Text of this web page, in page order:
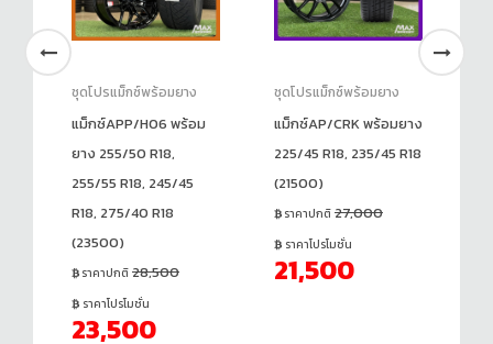
ชุดโปรแม็กซ์พร้อมยาง
แม็กซ์APP/H06 พร้อม
ยาง 255/50 R18,
255/55 R18, 245/45
R18, 275/40 R18
(23500)
ราคาปกติ 28,500
ราคาโปรโมชั่น
23,500
ชุดโปรแม็กซ์พร้อมยาง
แม็กซ์AP/CRK พร้อมยาง
225/45 R18, 235/45 R18
(21500)
ราคาปกติ 27,000
ราคาโปรโมชั่น
21,500